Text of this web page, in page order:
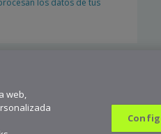
los datos de tus
web,